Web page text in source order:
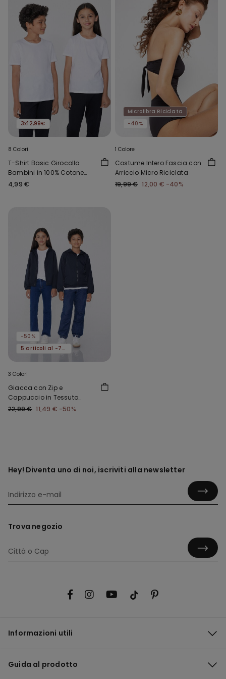
3x12,99€
8 Colori
T-Shirt Basic Girocollo
Bambini in 100% Cotone
Unisex
4,99 €
Microfibra Riciclata
-40%
1 Colore
Costume Intero Fascia con
Arriccio Micro Riciclata
19,99 € 12,00 € -40%
-50%
5 articoli al -70%
3 Colori
Giacca con Zip e
Cappuccio in Tessuto
Tecnico Bimbi Unisex
22,99 € 11,49 € -50%
Hey! Diventa uno di noi, iscriviti alla newsletter
Trova negozio
Informazioni utili
Guida al prodotto